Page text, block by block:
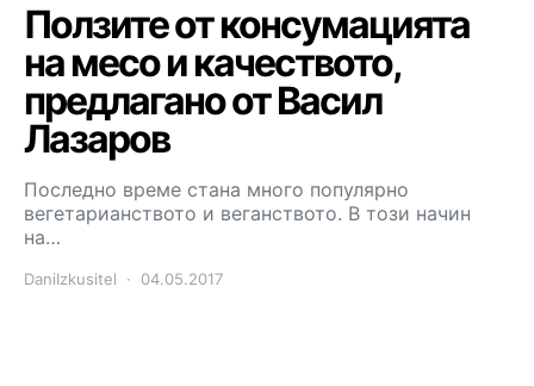
Ползите от консумацията
на месо и качеството,
предлагано от Васил
Лазаров
Последно време стана много популярно
вегетарианството и веганството. В този начин
на…
DaniIzkusitel 04.05.2017